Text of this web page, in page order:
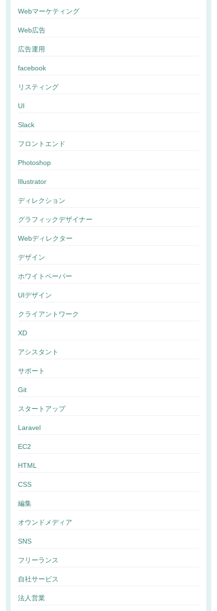
Webマーケティング
Web広告
広告運用
facebook
リスティング
UI
Slack
フロントエンド
Photoshop
Illustrator
ディレクション
グラフィックデザイナー
Webディレクター
デザイン
ホワイトペーパー
UIデザイン
クライアントワーク
XD
アシスタント
サポート
Git
スタートアップ
Laravel
EC2
HTML
CSS
編集
オウンドメディア
SNS
フリーランス
自社サービス
法人営業